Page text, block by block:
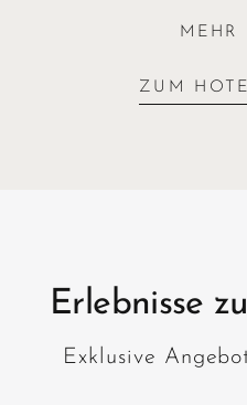
Spas, weiten
und Bewusstsein für die
MEHR
ZUM
Erlebnisse
Exklusive